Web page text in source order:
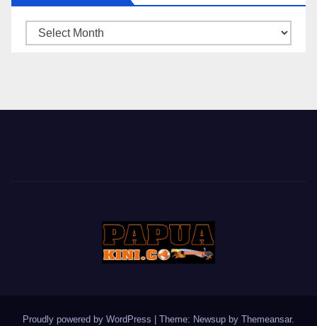
ARSIP
Proudly powered by WordPress Theme: Newsup by Themeansar.